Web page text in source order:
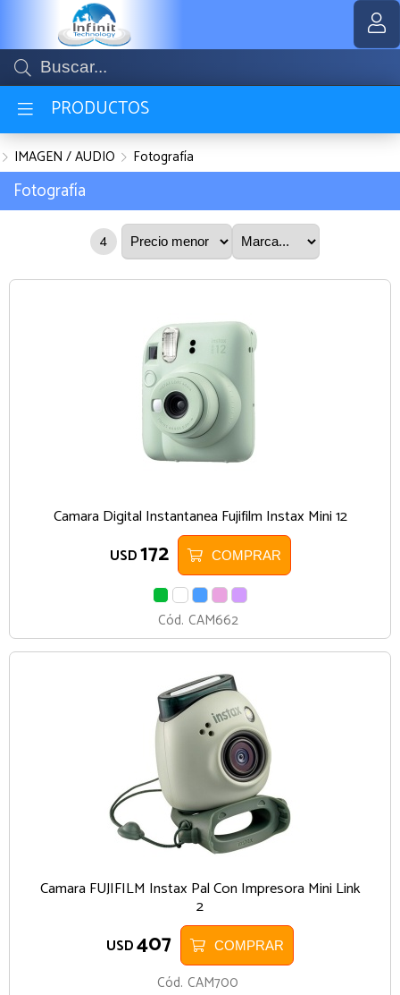
PRODUCTOS
IMAGEN / AUDIO Fotografía
Fotografía
4
Camara Digital Instantanea Fujifilm Instax Mini 12
USD172 COMPRAR
VERDEBLANCO
Cód. CAM662
Camara FUJIFILM Instax Pal Con Impresora Mini Link
2
USD407 COMPRAR
Cód. CAM700